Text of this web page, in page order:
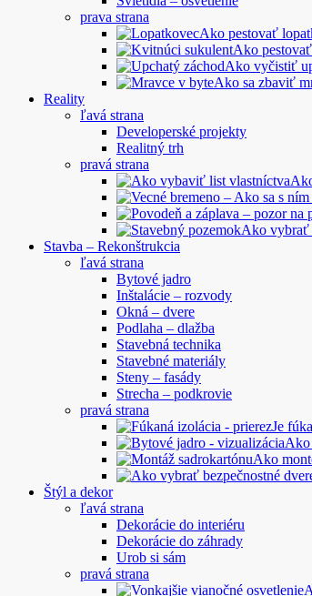
prava strana
Ako pestovať
Ako
Ako vyčistiť
Ako sa zbaviť
Reality
ľavá strana
Developerské projekty
Realitný trh
pravá strana
Ako vybrať
Stavba – Rekonštrukcia
ľavá strana
Bytové jadro
Inštalácie – rozvody
Okná – dvere
Podlaha – dlažba
Stavebná technika
Stavebné materiály
Steny – fasády
Strecha – podkrovie
pravá strana
Je
Ako
Ako
Štýl a dekor
ľavá strana
Dekorácie do interiéru
Dekorácie do záhrady
Urob si sám
pravá strana